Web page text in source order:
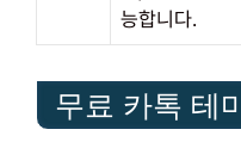
능합니다.
무료 카톡 테